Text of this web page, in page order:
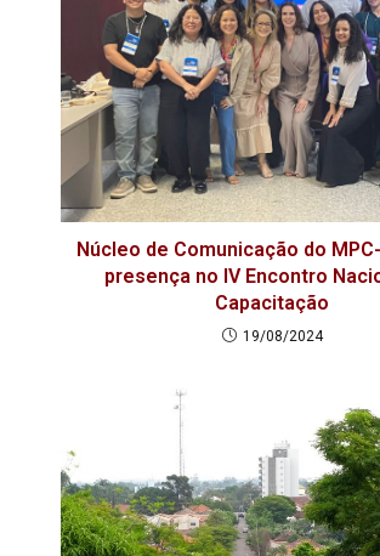
Núcleo de Comunicação do
presença no IV Encontro
Capacitação
19/08/2024